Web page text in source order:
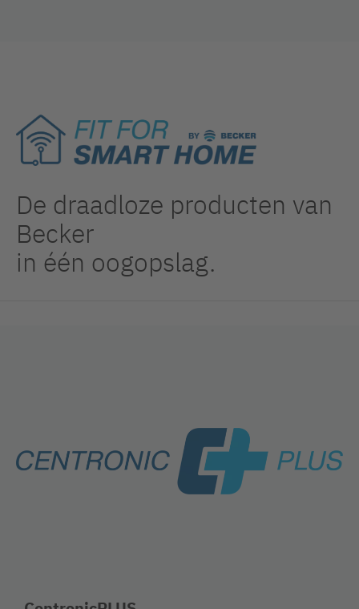
De draadloze producten van
Becker
in één oogopslag.